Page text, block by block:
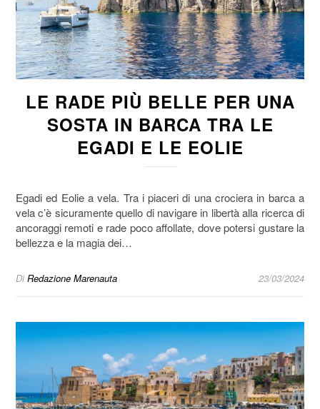
LE RADE PIÙ BELLE PER UNA
SOSTA IN BARCA TRA LE
EGADI E LE EOLIE
Egadi ed Eolie a vela. Tra i piaceri di una crociera in barca a
vela c’è sicuramente quello di navigare in libertà alla ricerca di
ancoraggi remoti e rade poco affollate, dove potersi gustare la
bellezza e la magia dei…
Di Redazione Marenauta 23/03/2024